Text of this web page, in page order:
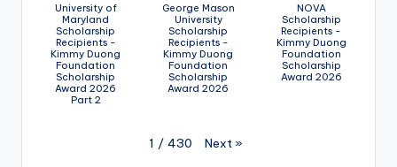
University of
Maryland
Scholarship
Recipients -
Kimmy Duong
Foundation
Scholarship
Award 2026
Part 2
George Mason
University
Scholarship
Recipients -
Kimmy Duong
Foundation
Scholarship
Award 2026
NOVA
Scholarship
Recipients -
Kimmy Duong
Foundation
Scholarship
Award 2026
1 / 430 Next »